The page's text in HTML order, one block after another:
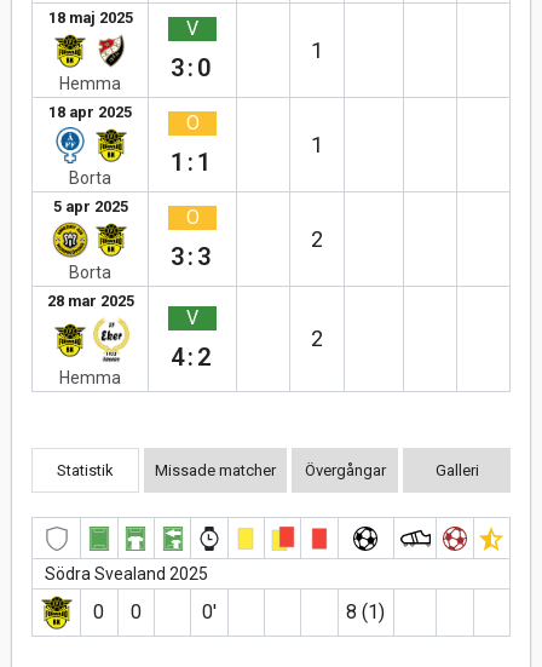
18 maj 2025
Hemma
V
3:0
1
18 apr 2025
Borta
O
1:1
1
5 apr 2025
Borta
O
3:3
2
28 mar 2025
Hemma
V
4:2
2
Statistik Missade matcher Övergångar Galleri
Södra Svealand 2025
0 0 0′ 8 (1)